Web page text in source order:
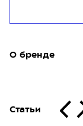
О бренде
Статьи